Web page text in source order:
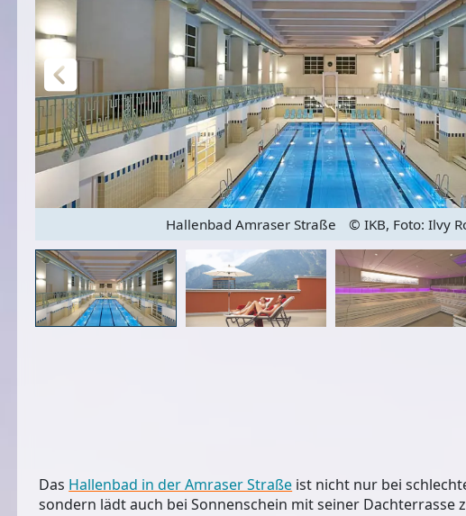
Hallenbad Amraser Straße © IKB, Foto: Ilvy
Das Hallenbad in der Amraser Straße ist nicht nur bei
sondern lädt auch bei Sonnenschein mit seiner Dachterrasse